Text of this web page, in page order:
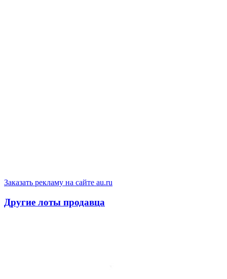
Заказать рекламу на сайте au.ru
Другие лоты продавца